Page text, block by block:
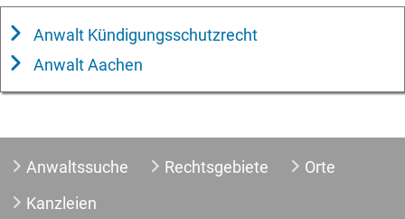
Anwalt Kündigungsschutzrecht
Anwalt Aachen
Anwaltssuche Rechtsgebiete
Orte
Kanzleien